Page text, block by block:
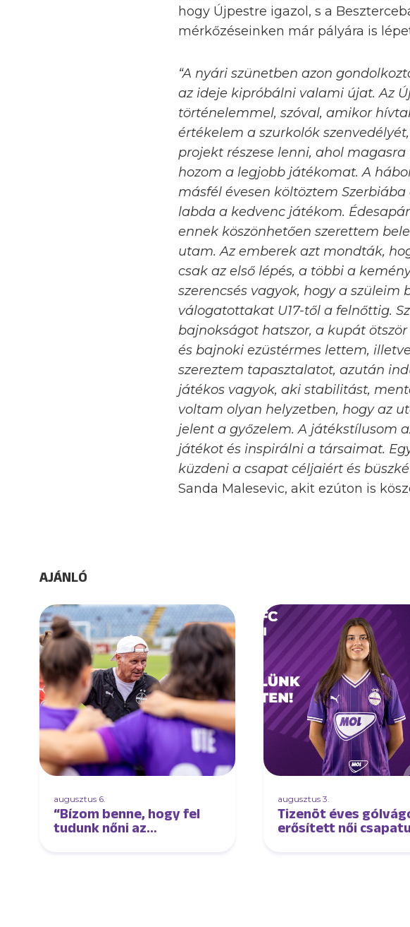
hogy Újpestre igazol, s a
mérkőzéseinken már pályára is
“A nyári szünetben azon
az ideje kipróbálni valami újat. Az
történelemmel, szóval, amikor
értékelem a szurkolók
projekt részese lenni, ahol
hozom a legjobb játékomat. A
másfél évesen költöztem
labda a kedvenc játékom.
ennek köszönhetően szerettem
utam. Az emberek azt mondták,
csak az első lépés, a többi a
szerencsés vagyok, hogy a
válogatottakat U17-től a felnőttig.
bajnokságot hatszor, a kupát
és bajnoki ezüstérmes lettem,
szereztem tapasztalatot, azután
játékos vagyok, aki stabilitást,
voltam olyan helyzetben, hogy az
jelent a győzelem. A játékstílusom
játékot és inspirálni a társaimat.
küzdeni a csapat céljaiért és
Sanda Malesevic, akit ezúton is
AJÁNLÓ
augusztus 6.
“Bízom benne, hogy fel
tudunk nőni az
augusztus 3.
Tizenöt éves
erősített női